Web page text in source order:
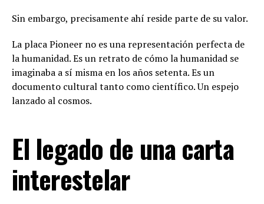
Sin embargo, precisamente ahí reside parte de su valor.
La placa Pioneer no es una representación perfecta de
la humanidad. Es un retrato de cómo la humanidad se
imaginaba a sí misma en los años setenta. Es un
documento cultural tanto como científico. Un espejo
lanzado al cosmos.
El legado de una carta
interestelar